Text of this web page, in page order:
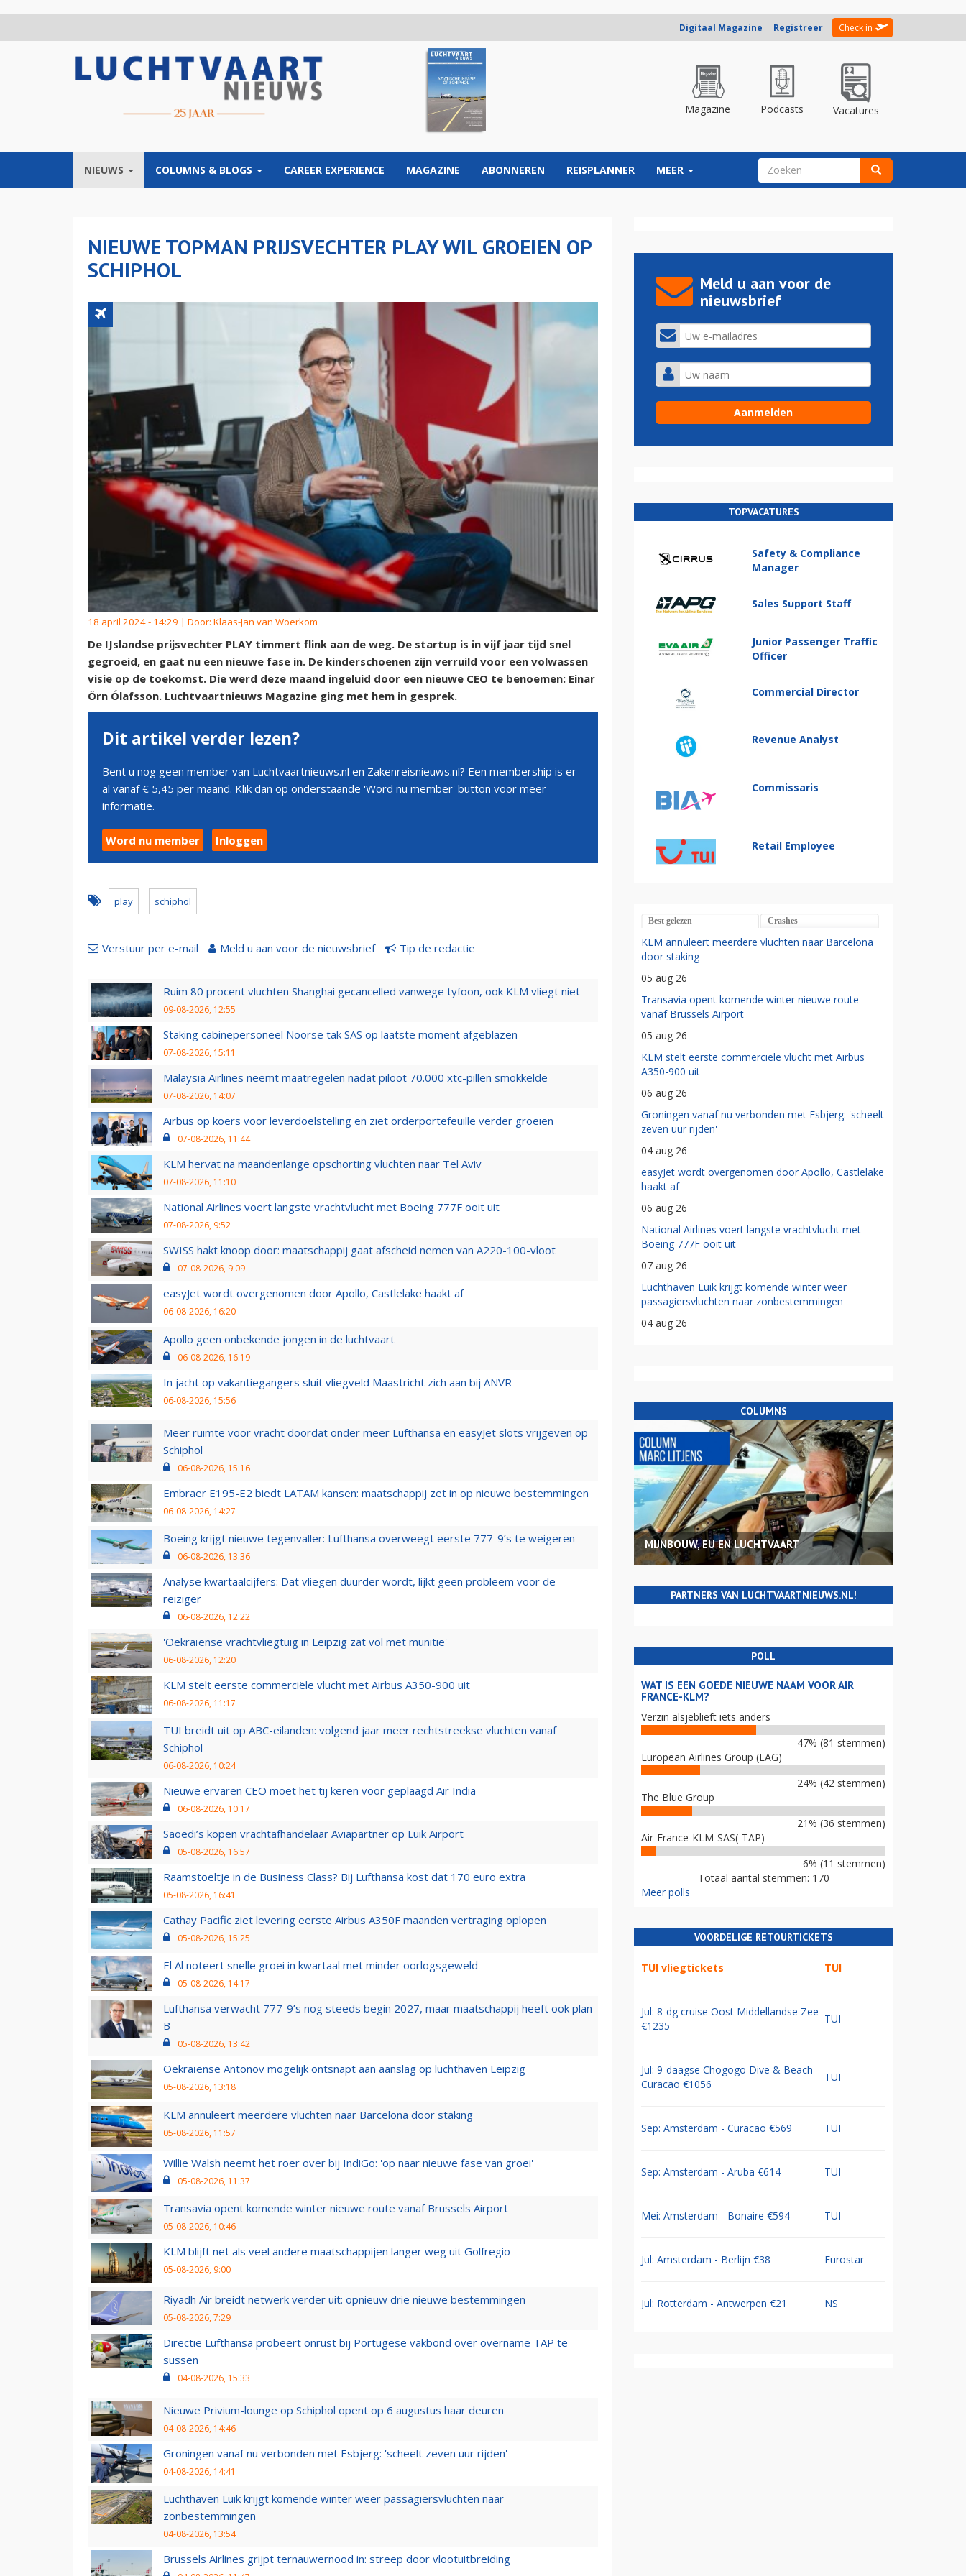
Digitaal Magazine Registreer Check in
Magazine Podcasts Vacatures
NIEUWS COLUMNS & BLOGS CAREER EXPERIENCE MAGAZINE ABONNEREN REISPLANNER MEER ZOEKVELD
NIEUWE TOPMAN PRIJSVECHTER PLAY WIL GROEIEN OP
SCHIPHOL
18 april 2024 - 14:29 | Door: Klaas-Jan van Woerkom
De IJslandse prijsvechter PLAY timmert flink aan de weg. De startup is in vijf jaar tijd snel
gegroeid, en gaat nu een nieuwe fase in. De kinderschoenen zijn verruild voor een volwassen
visie op de toekomst. Die werd deze maand ingeluid door een nieuwe CEO te benoemen: Einar
Örn Ólafsson. Luchtvaartnieuws Magazine ging met hem in gesprek.
Dit artikel verder lezen?
Bent u nog geen member van Luchtvaartnieuws.nl en Zakenreisnieuws.nl? Een membership is er
al vanaf € 5,45 per maand. Klik dan op onderstaande 'Word nu member' button voor meer
informatie.
Word nu member Inloggen
play schiphol
Verstuur per e-mail Meld u aan voor de nieuwsbrief Tip de redactie
Ruim 80 procent vluchten Shanghai gecancelled vanwege tyfoon, ook KLM vliegt niet
09-08-2026, 12:55
Staking cabinepersoneel Noorse tak SAS op laatste moment afgeblazen
07-08-2026, 15:11
Malaysia Airlines neemt maatregelen nadat piloot 70.000 xtc-pillen smokkelde
07-08-2026, 14:07
Airbus op koers voor leverdoelstelling en ziet orderportefeuille verder groeien
07-08-2026, 11:44
KLM hervat na maandenlange opschorting vluchten naar Tel Aviv
07-08-2026, 11:10
National Airlines voert langste vrachtvlucht met Boeing 777F ooit uit
07-08-2026, 9:52
SWISS hakt knoop door: maatschappij gaat afscheid nemen van A220-100-vloot
07-08-2026, 9:09
easyJet wordt overgenomen door Apollo, Castlelake haakt af
06-08-2026, 16:20
Apollo geen onbekende jongen in de luchtvaart
06-08-2026, 16:19
In jacht op vakantiegangers sluit vliegveld Maastricht zich aan bij ANVR
06-08-2026, 15:56
Meer ruimte voor vracht doordat onder meer Lufthansa en easyJet slots vrijgeven op
Schiphol
06-08-2026, 15:16
Embraer E195-E2 biedt LATAM kansen: maatschappij zet in op nieuwe bestemmingen
06-08-2026, 14:27
Boeing krijgt nieuwe tegenvaller: Lufthansa overweegt eerste 777-9’s te weigeren
06-08-2026, 13:36
Analyse kwartaalcijfers: Dat vliegen duurder wordt, lijkt geen probleem voor de
reiziger
06-08-2026, 12:22
'Oekraïense vrachtvliegtuig in Leipzig zat vol met munitie'
06-08-2026, 12:20
KLM stelt eerste commerciële vlucht met Airbus A350-900 uit
06-08-2026, 11:17
TUI breidt uit op ABC-eilanden: volgend jaar meer rechtstreekse vluchten vanaf
Schiphol
06-08-2026, 10:24
Nieuwe ervaren CEO moet het tij keren voor geplaagd Air India
06-08-2026, 10:17
Saoedi’s kopen vrachtafhandelaar Aviapartner op Luik Airport
05-08-2026, 16:57
Raamstoeltje in de Business Class? Bij Lufthansa kost dat 170 euro extra
05-08-2026, 16:41
Cathay Pacific ziet levering eerste Airbus A350F maanden vertraging oplopen
05-08-2026, 15:25
El Al noteert snelle groei in kwartaal met minder oorlogsgeweld
05-08-2026, 14:17
Lufthansa verwacht 777-9’s nog steeds begin 2027, maar maatschappij heeft ook plan
B
05-08-2026, 13:42
Oekraïense Antonov mogelijk ontsnapt aan aanslag op luchthaven Leipzig
05-08-2026, 13:18
KLM annuleert meerdere vluchten naar Barcelona door staking
05-08-2026, 11:57
Willie Walsh neemt het roer over bij IndiGo: 'op naar nieuwe fase van groei'
05-08-2026, 11:37
Transavia opent komende winter nieuwe route vanaf Brussels Airport
05-08-2026, 10:46
KLM blijft net als veel andere maatschappijen langer weg uit Golfregio
05-08-2026, 9:00
Riyadh Air breidt netwerk verder uit: opnieuw drie nieuwe bestemmingen
05-08-2026, 7:29
Directie Lufthansa probeert onrust bij Portugese vakbond over overname TAP te
sussen
04-08-2026, 15:33
Nieuwe Privium-lounge op Schiphol opent op 6 augustus haar deuren
04-08-2026, 14:46
Groningen vanaf nu verbonden met Esbjerg: 'scheelt zeven uur rijden'
04-08-2026, 14:41
Luchthaven Luik krijgt komende winter weer passagiersvluchten naar
zonbestemmingen
04-08-2026, 13:54
Brussels Airlines grijpt ternauwernood in: streep door vlootuitbreiding
Meld u aan voor de
nieuwsbrief
TOPVACATURES
Safety & Compliance
Manager
Sales Support Staff
Junior Passenger Traffic
Officer
Commercial Director
Revenue Analyst
Commissaris
Retail Employee
Best gelezen Crashes
KLM annuleert meerdere vluchten naar Barcelona
door staking
05 aug 26
Transavia opent komende winter nieuwe route
vanaf Brussels Airport
05 aug 26
KLM stelt eerste commerciële vlucht met Airbus
A350-900 uit
06 aug 26
Groningen vanaf nu verbonden met Esbjerg: 'scheelt
zeven uur rijden'
04 aug 26
easyJet wordt overgenomen door Apollo, Castlelake
haakt af
06 aug 26
National Airlines voert langste vrachtvlucht met
Boeing 777F ooit uit
07 aug 26
Luchthaven Luik krijgt komende winter weer
passagiersvluchten naar zonbestemmingen
04 aug 26
COLUMNS
MIJNBOUW, EU EN LUCHTVAART
PARTNERS VAN LUCHTVAARTNIEUWS.NL!
POLL
WAT IS EEN GOEDE NIEUWE NAAM VOOR AIR
FRANCE-KLM?
Verzin alsjeblieft iets anders
47% (81 stemmen)
European Airlines Group (EAG)
24% (42 stemmen)
The Blue Group
21% (36 stemmen)
Air-France-KLM-SAS(-TAP)
6% (11 stemmen)
Totaal aantal stemmen: 170
Meer polls
VOORDELIGE RETOURTICKETS
TUI vliegtickets TUI
Jul: 8-dg cruise Oost Middellandse Zee
€1235
TUI
Jul: 9-daagse Chogogo Dive & Beach
Curacao €1056
TUI
Sep: Amsterdam - Curacao €569 TUI
Sep: Amsterdam - Aruba €614 TUI
Mei: Amsterdam - Bonaire €594 TUI
Jul: Amsterdam - Berlijn €38 Eurostar
Jul: Rotterdam - Antwerpen €21 NS